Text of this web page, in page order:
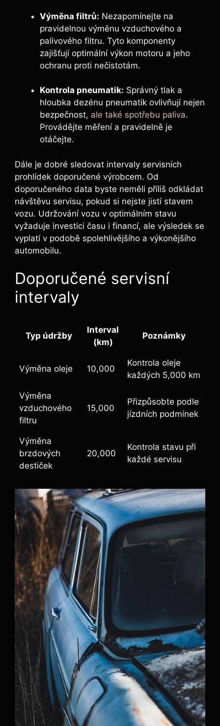
Výměna filtrů: Nezapomínejte na
pravidelnou výměnu vzduchového a
palivového filtru. Tyto komponenty
zajišťují optimální výkon motoru a jeho
ochranu proti nečistotám.
Kontrola pneumatik: Správný tlak a
hloubka dezénu pneumatik ovlivňují nejen
bezpečnost, ale také spotřebu paliva.
Provádějte měření a pravidelně je
otáčejte.
Dále je dobré sledovat intervaly servisních
prohlídek doporučené výrobcem. Od
doporučeného data byste neměli příliš odkládat
návštěvu servisu, pokud si nejste jistí stavem
vozu. Udržování vozu v optimálním stavu
vyžaduje investici času i financí, ale výsledek se
vyplatí v podobě spolehlivějšího a výkonějšího
automobilu.
Doporučené servisní
intervaly
Typ údržby
Interval
(km)
Poznámky
Výměna oleje 10,000
Kontrola oleje
každých 5,000 km
Výměna
vzduchového
filtru
15,000
Přizpůsobte podle
jízdních podmínek
Výměna
brzdových
destiček
20,000
Kontrola stavu při
každé servisu